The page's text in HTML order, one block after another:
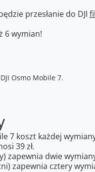
przesłanie do DJI
6 wymian!
7 koszt każdej
39 zł.
zapewnia dwie
zapewnia cztery